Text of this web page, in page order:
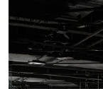
PVC vloeren
Gietvloeren
Houten vloeren
Natuursteen en